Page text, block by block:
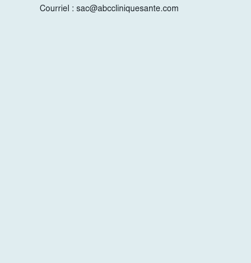
Courriel :sac@abccliniquesante.com